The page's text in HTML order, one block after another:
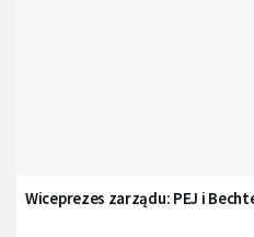
Wiceprezes zarządu: PEJ i